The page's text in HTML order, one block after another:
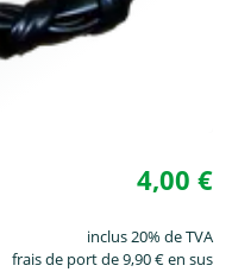
4,00 €
inclus 20% de TVA
frais de port de 9,90 € en sus